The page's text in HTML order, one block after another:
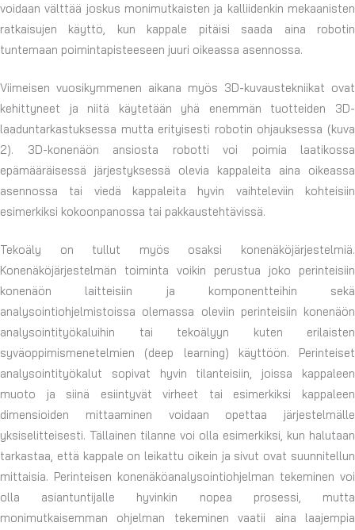
voidaan välttää joskus monimutkaisten ja kalliidenkin mekaanisten
ratkaisujen käyttö, kun kappale pitäisi saada aina robotin
tuntemaan poimintapisteeseen juuri oikeassa asennossa.
Viimeisen vuosikymmenen aikana myös 3D-kuvaustekniikat ovat
kehittyneet ja niitä käytetään yhä enemmän tuotteiden 3D-
laaduntarkastuksessa mutta erityisesti robotin ohjauksessa (kuva
2). 3D-konenäön ansiosta robotti voi poimia laatikossa
epämääräisessä järjestyksessä olevia kappaleita aina oikeassa
asennossa tai viedä kappaleita hyvin vaihteleviin kohteisiin
esimerkiksi kokoonpanossa tai pakkaustehtävissä.
Tekoäly on tullut myös osaksi konenäköjärjestelmiä.
Konenäköjärjestelmän toiminta voikin perustua joko perinteisiin
konenäön laitteisiin ja komponentteihin sekä
analysointiohjelmistoissa olemassa oleviin perinteisiin konenäön
analysointityökaluihin tai tekoälyyn kuten erilaisten
syväoppimismenetelmien (deep learning) käyttöön. Perinteiset
analysointityökalut sopivat hyvin tilanteisiin, joissa kappaleen
muoto ja siinä esiintyvät virheet tai esimerkiksi kappaleen
dimensioiden mittaaminen voidaan opettaa järjestelmälle
yksiselitteisesti. Tällainen tilanne voi olla esimerkiksi, kun halutaan
tarkastaa, että kappale on leikattu oikein ja sivut ovat suunnitellun
mittaisia. Perinteisen konenäköanalysointiohjelman tekeminen voi
olla asiantuntijalle hyvinkin nopea prosessi, mutta
monimutkaisemman ohjelman tekeminen vaatii aina laajempia